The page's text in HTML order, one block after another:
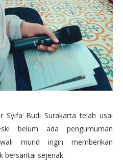
Syifa Budi Surakarta telah usai
belum ada pengumuman
murid ingin memberikan
bersantai sejenak.